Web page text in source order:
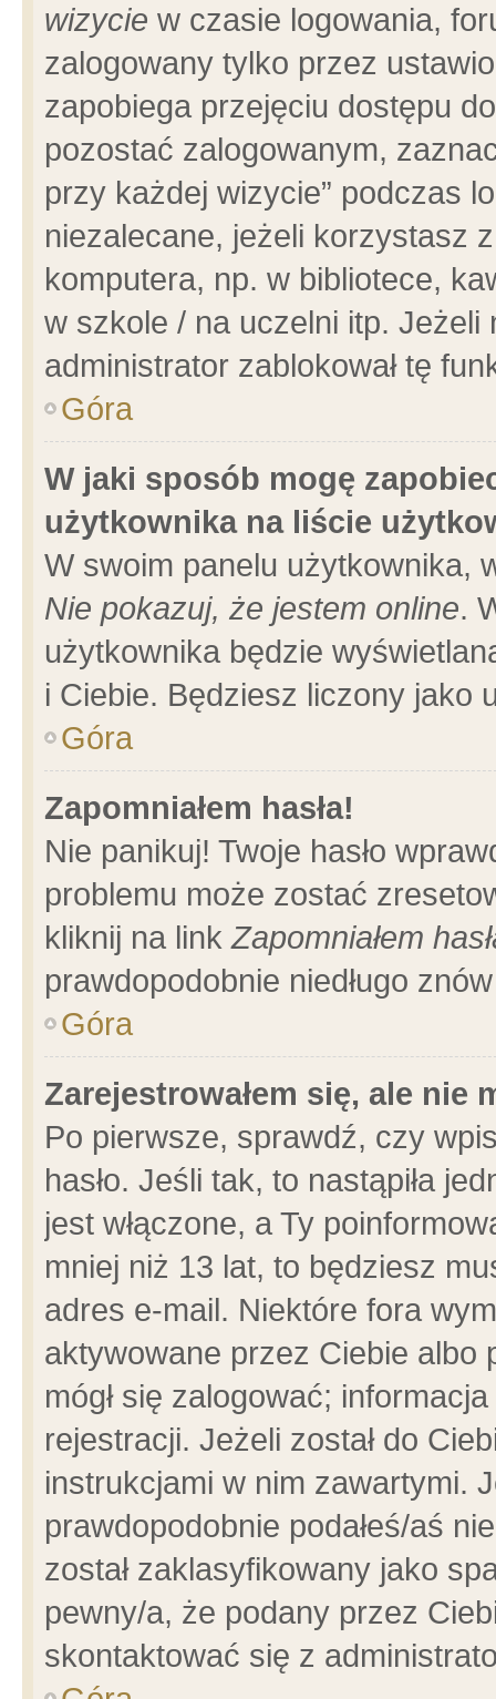
wizycie w czasie logowania,
zalogowany tylko przez
zapobiega przejęciu dostępu
pozostać zalogowanym,
przy każdej wizycie” podczas
niezalecane, jeżeli korzystasz
komputera, np. w bibliotece,
w szkole / na uczelni itp.
administrator zablokował tę
Góra
W jaki sposób mogę
użytkownika na liście
W swoim panelu użytkownika,
Nie pokazuj, że jestem online.
użytkownika będzie
i Ciebie. Będziesz liczony jako
Góra
Zapomniałem hasła!
Nie panikuj! Twoje hasło
problemu może zostać
kliknij na linkZapomniałem
prawdopodobnie niedługo
Góra
Zarejestrowałem się, ale nie
Po pierwsze, sprawdź, czy
hasło. Jeśli tak, to nastąpiła
jest włączone, a Ty
mniej niż 13 lat, to będziesz
adres e-mail. Niektóre fora
aktywowane przez Ciebie albo
mógł się zalogować;
rejestracji. Jeżeli został do
instrukcjami w nim zawartymi.
prawdopodobnie podałeś/aś
został zaklasyfikowany jako
pewny/a, że podany przez
skontaktować się z